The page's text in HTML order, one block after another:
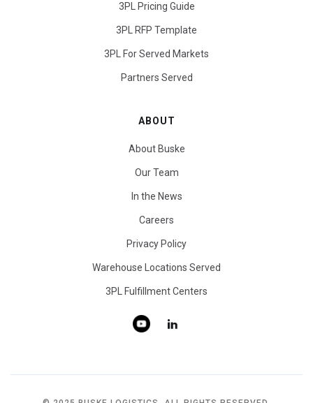
3PL Pricing Guide
3PL RFP Template
3PL For Served Markets
Partners Served
ABOUT
About Buske
Our Team
In the News
Careers
Privacy Policy
Warehouse Locations Served
3PL Fulfillment Centers